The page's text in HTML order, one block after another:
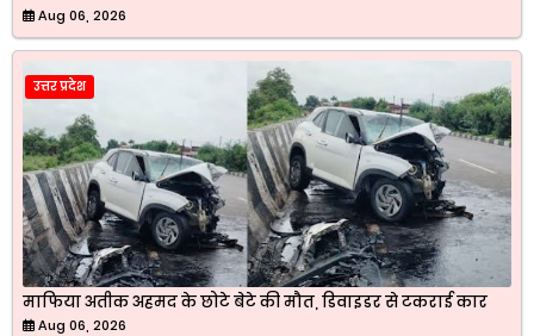
Aug 06, 2026
उत्तर प्रदेश
माफिया अतीक अहमद के छोटे बेटे की मौत, डिवाइडर से टकराई कार
Aug 06, 2026